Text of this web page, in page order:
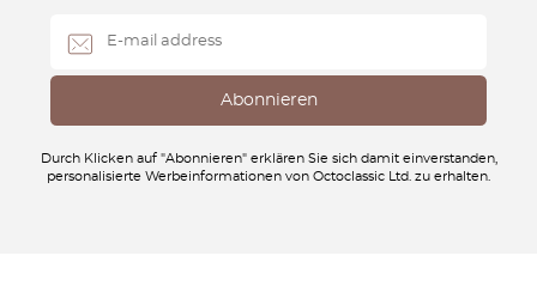
Durch Klicken auf "Abonnieren" erklären Sie sich damit einverstanden,
personalisierte Werbeinformationen von Octoclassic Ltd. zu erhalten.